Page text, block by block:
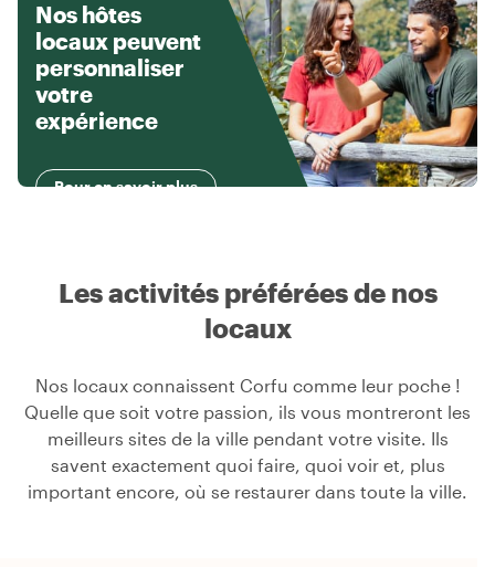
Nos hôtes
locaux peuvent
personnaliser
votre
expérience
Pour en savoir plus
Les activités préférées de nos
locaux
Nos locaux connaissent Corfu comme leur poche !
Quelle que soit votre passion, ils vous montreront les
meilleurs sites de la ville pendant votre visite. Ils
savent exactement quoi faire, quoi voir et, plus
important encore, où se restaurer dans toute la ville.